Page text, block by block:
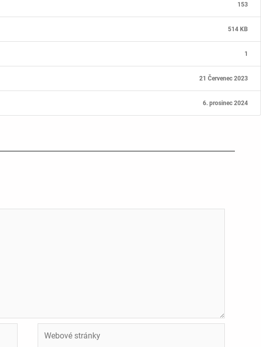
153
514 KB
1
21 Červenec 2023
6. prosinec 2024
stránky